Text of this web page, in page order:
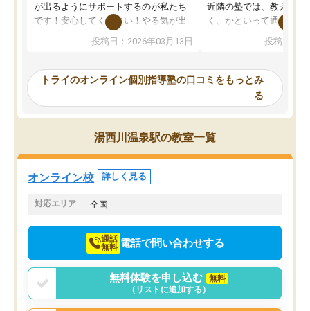
が出るようにサポートするのが私たち
です！安心してください！やる気が出
ないのは私たち講師の責任です」と言
ってくださり、確かに！と考えて、思
ったんですが、学生の先生から学ぶこ
み、徐々に成績が上がったらいいなと
思っていました。何が今足りないのか
を的確に指導いただき、子どももびっ
くりするほど楽しんでやる気を持って
塾を受けています。狙い通り、少しず
つ成績も上がり、苦手意識も無くなっ
てきたので、さらに苦手な数学も追加
でお願いしました。来年の高校受験に
投稿日：2026年03月13日
近隣の塾では、教えても
く、かといって通うには
可能なので本当に助か
らないところをピンポイ
頂いて、とてもわかり
していました。一生を
スト、多少お金がかかっ
思い切って入塾してよか
投稿日：
トライのオンライン個別指導塾の口コミをもっとみ
る
湯西川温泉駅の教室一覧
オンライン校 詳しく見る
対応エリア 全国
通話
無料 電話で問い合わせする
無料体験を申し込む
無料
（リストに追加する）